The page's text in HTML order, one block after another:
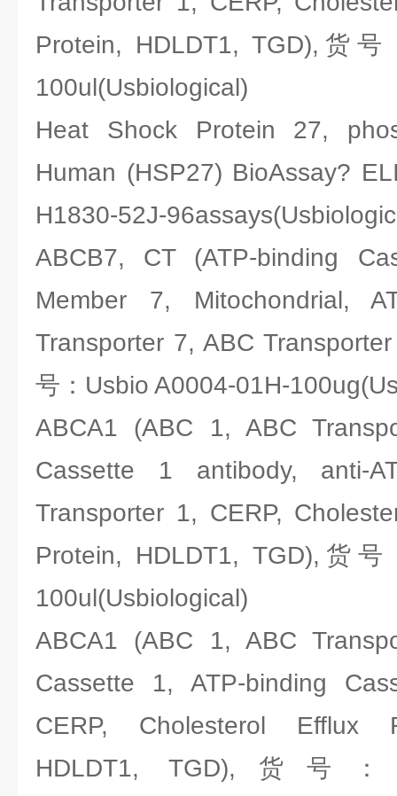
Protein, HDLDT1, TGD),货号
100ul(Usbiological)
Heat Shock Protein 27,
Human (HSP27) BioAssay?
H1830-52J-
ABCB7, CT (ATP-binding
Member 7, Mitochondrial,
Transporter 7, ABC
号：Usbio A0004-01H-
ABCA1 (ABC 1, ABC
Cassette 1 antibody, anti-
Transporter 1, CERP,
Protein, HDLDT1, TGD),货号
100ul(Usbiological)
ABCA1 (ABC 1, ABC
Cassette 1, ATP-binding
CERP, Cholesterol Efflux
HDLDT1, TGD),货号：